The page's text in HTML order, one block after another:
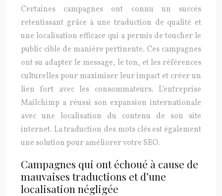
Certaines campagnes ont connu un succès
retentissant grâce à une traduction de qualité et
une localisation efficace qui a permis de toucher le
public cible de manière pertinente. Ces campagnes
ont su adapter le message, le ton, et les références
culturelles pour maximiser leur impact et créer un
lien fort avec les consommateurs. L’entreprise
Mailchimp a réussi son expansion internationale
avec une localisation du contenu de son site
internet. La traduction des mots clés est également
une solution pour améliorer votre SEO.
Campagnes qui ont échoué à cause de
mauvaises traductions et d’une
localisation négligée